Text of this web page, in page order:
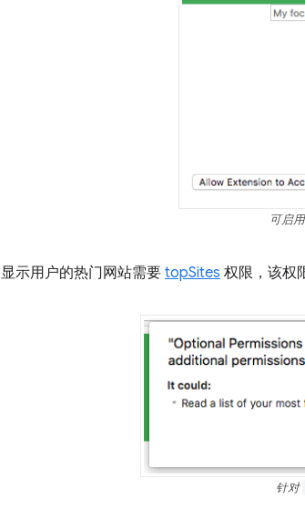
可启
显示用户的热门网站需要 topSites 权限，该权
针对